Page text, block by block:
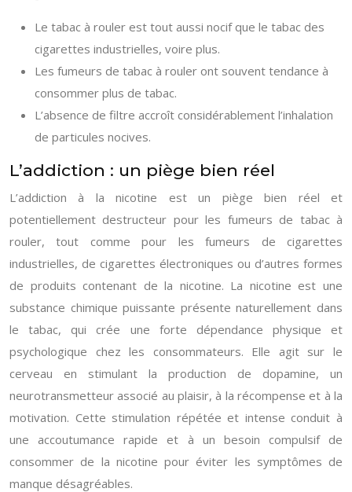
Le tabac à rouler est tout aussi nocif que le tabac des
cigarettes industrielles, voire plus.
Les fumeurs de tabac à rouler ont souvent tendance à
consommer plus de tabac.
L’absence de filtre accroît considérablement l’inhalation
de particules nocives.
L’addiction : un piège bien réel
L’addiction à la nicotine est un piège bien réel et
potentiellement destructeur pour les fumeurs de tabac à
rouler, tout comme pour les fumeurs de cigarettes
industrielles, de cigarettes électroniques ou d’autres formes
de produits contenant de la nicotine. La nicotine est une
substance chimique puissante présente naturellement dans
le tabac, qui crée une forte dépendance physique et
psychologique chez les consommateurs. Elle agit sur le
cerveau en stimulant la production de dopamine, un
neurotransmetteur associé au plaisir, à la récompense et à la
motivation. Cette stimulation répétée et intense conduit à
une accoutumance rapide et à un besoin compulsif de
consommer de la nicotine pour éviter les symptômes de
manque désagréables.